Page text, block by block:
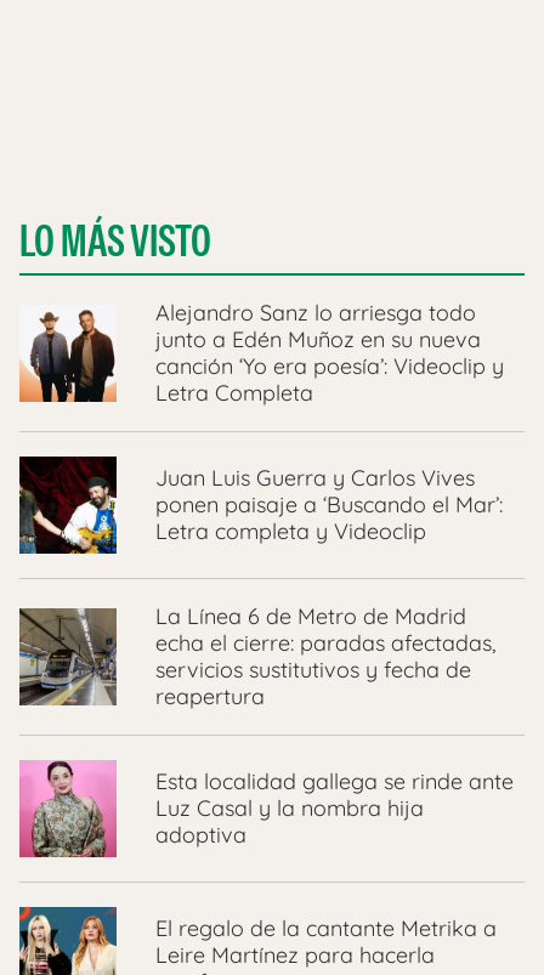
LO MÁS VISTO
Alejandro Sanz lo arriesga todo
junto a Edén Muñoz en su nueva
canción ‘Yo era poesía’: Videoclip y
Letra Completa
Juan Luis Guerra y Carlos Vives
ponen paisaje a ‘Buscando el Mar’:
Letra completa y Videoclip
La Línea 6 de Metro de Madrid
echa el cierre: paradas afectadas,
servicios sustitutivos y fecha de
reapertura
Esta localidad gallega se rinde ante
Luz Casal y la nombra hija
adoptiva
El regalo de la cantante Metrika a
Leire Martínez para hacerla